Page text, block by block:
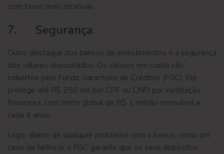
com taxas mais atrativas.
7. Segurança
Outro destaque dos bancos de investimentos é a segurança
dos valores depositados. Os valores em conta são
cobertos pelo Fundo Garantidor de Créditos (FGC). Ele
protege até R$ 250 mil por CPF ou CNPJ por instituição
financeira, com limite global de R$ 1 milhão renovável a
cada 4 anos.
Logo, diante de qualquer problema com o banco, como um
caso de falência, o FGC garante que os seus depósitos